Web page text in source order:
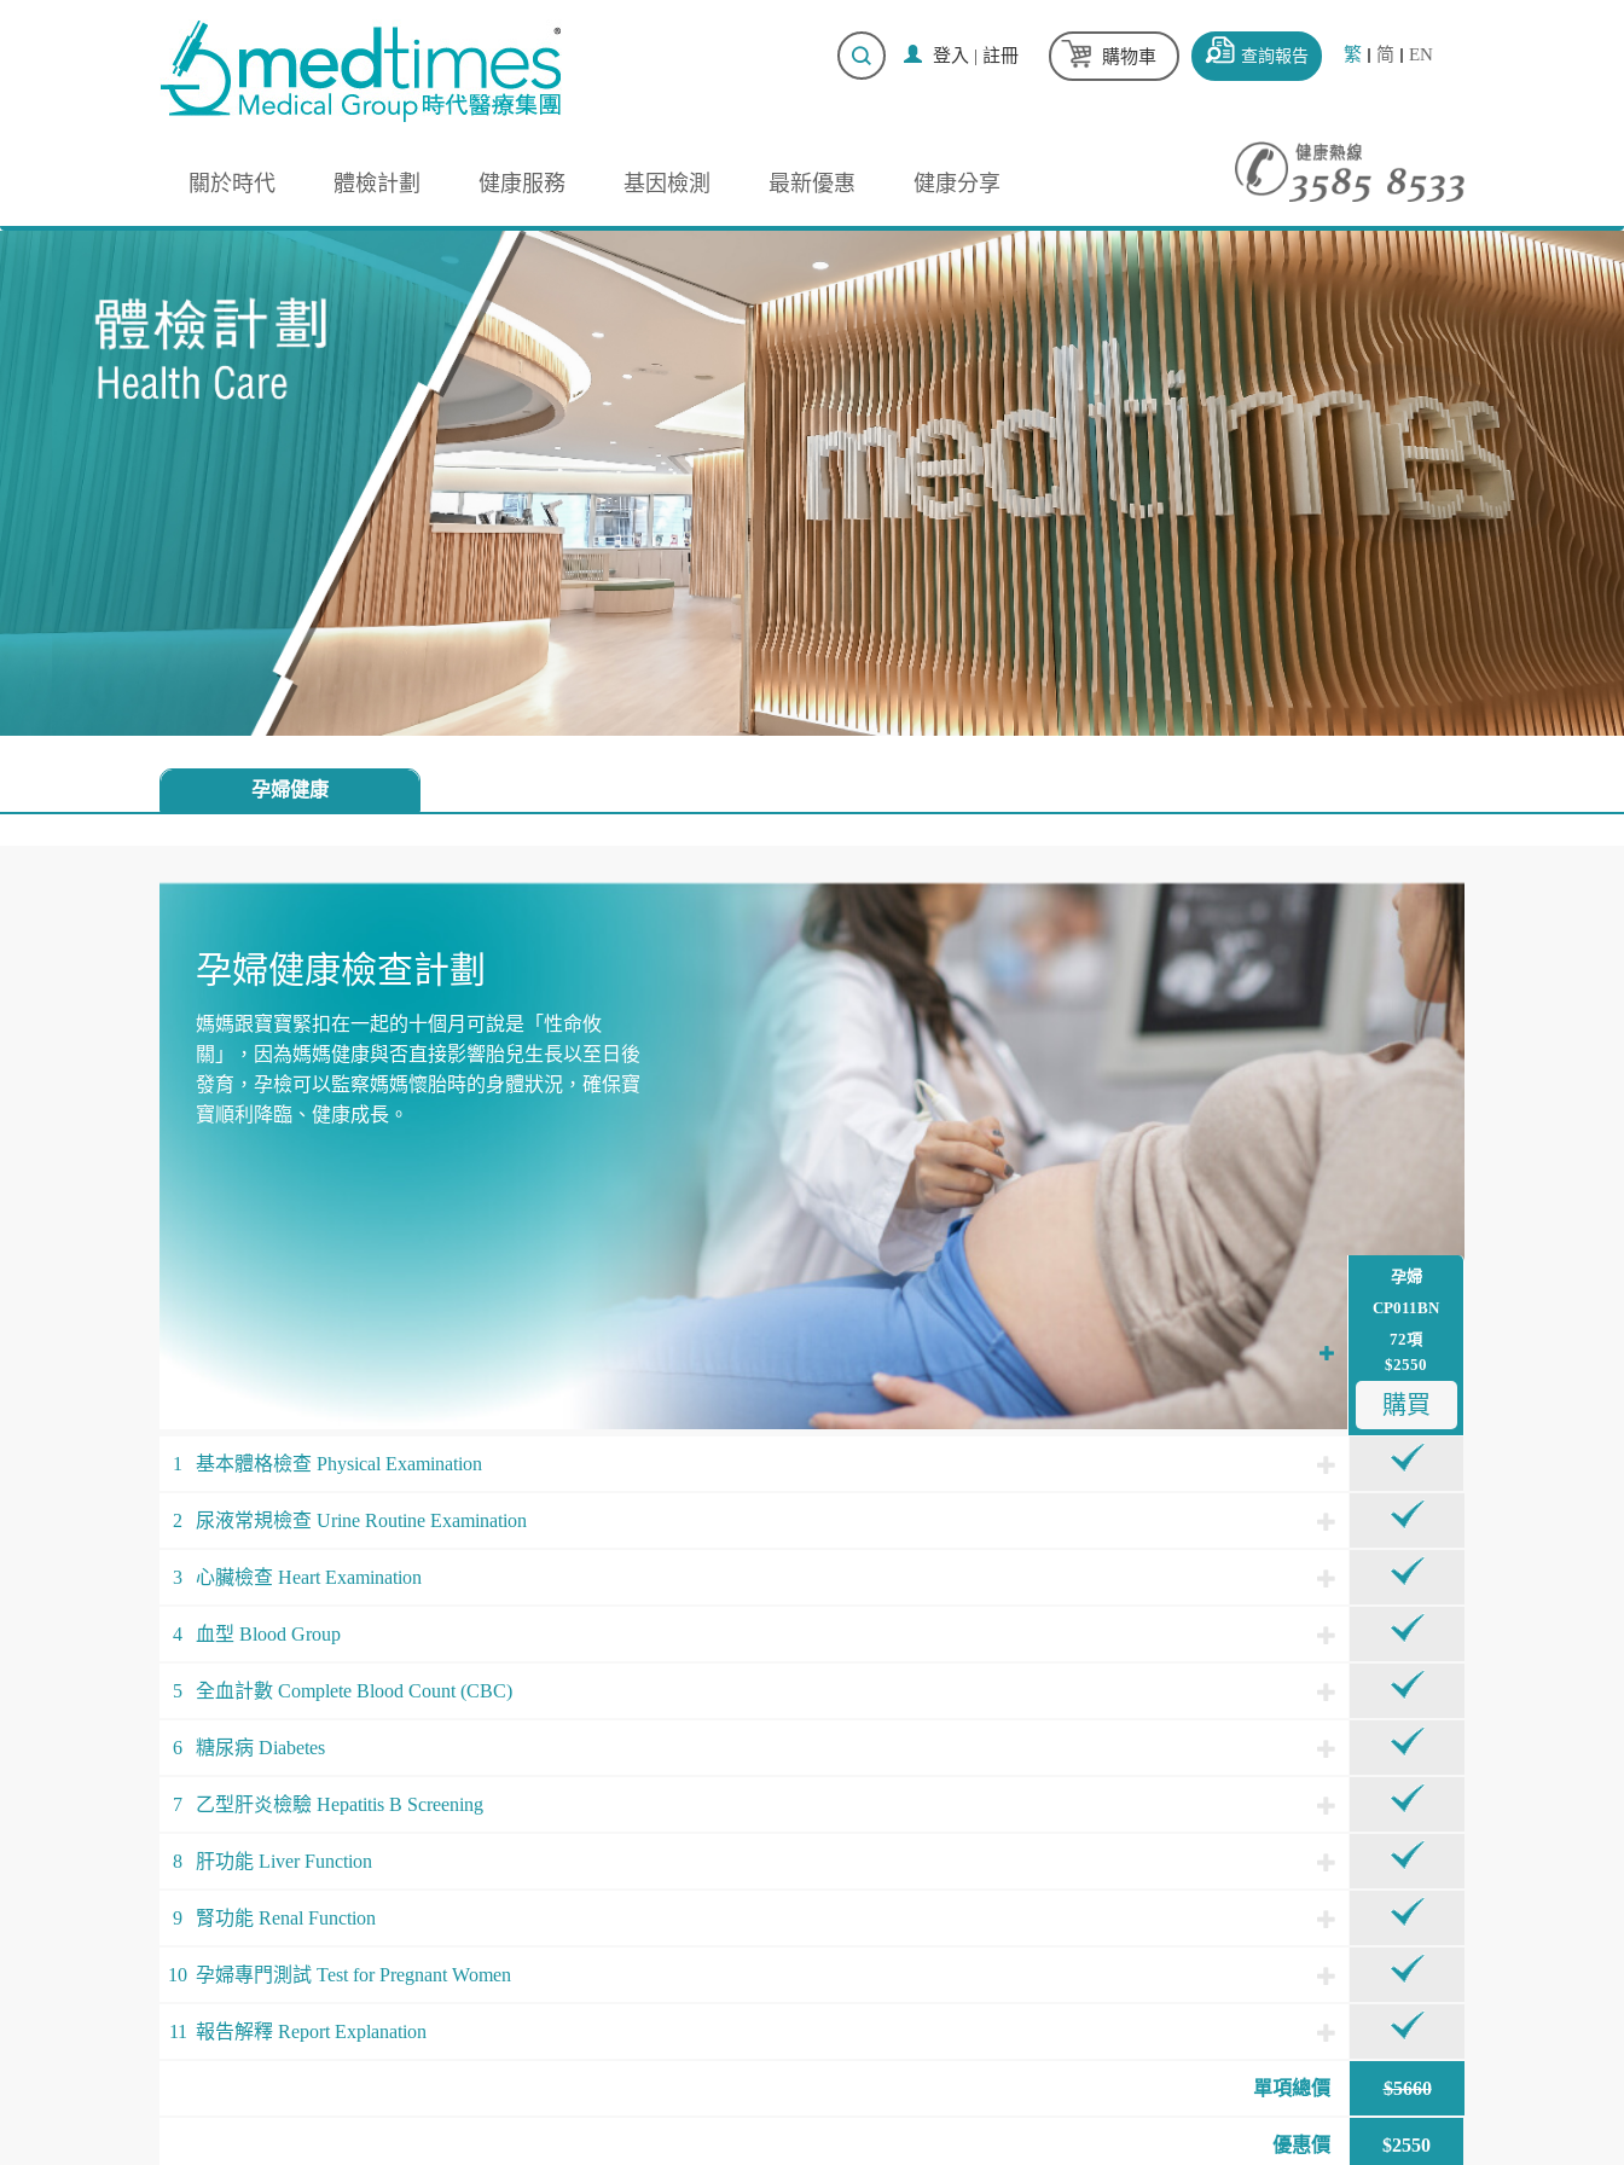
繁 简 EN
查詢報告
購物車
登入 | 註冊
關於時代 體檢計劃 健康服務 基因檢測 最新優惠 健康分享
孕婦健康
孕婦健康檢查計劃
媽媽跟寶寶緊扣在一起的十個月可說是「性命攸
關」，因為媽媽健康與否直接影響胎兒生長以至日後
發育，孕檢可以監察媽媽懷胎時的身體狀況，確保寶
寶順利降臨、健康成長。
孕婦
CP011BN
72項
$2550
購買
1 基本體格檢查 Physical Examination
2 尿液常規檢查 Urine Routine Examination
3 心臟檢查 Heart Examination
4 血型 Blood Group
5 全血計數 Complete Blood Count (CBC)
6 糖尿病 Diabetes
7 乙型肝炎檢驗 Hepatitis B Screening
8 肝功能 Liver Function
9 腎功能 Renal Function
10 孕婦專門測試 Test for Pregnant Women
11 報告解釋 Report Explanation
單項總價 $5660
優惠價 $2550